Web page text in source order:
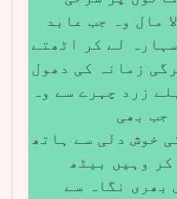
مال وہ جب عابد
لے کر اٹھتے
زمانہ کی دھول
زرد چہرے سے وہ
جب بھی
خوش دلی سے ہاتھ
کر وہیں بیٹھ
بھری نگاہ سے